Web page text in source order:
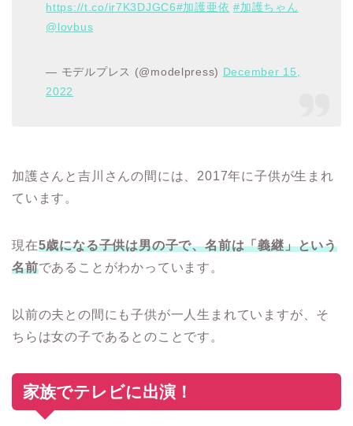
https://t.co/ir7K3DJGC6#加護亜依 #加護ちゃん
@lovbus
— モデルプレス (@modelpress) December 15,
2022
加護さんと吉川さんの間には、2017年に子供が生まれ
ています。
現在5歳になる子供は男の子で、名前は「義継」という
名前であることがわかっています。
以前の夫との間にも子供が一人生まれていますが、そ
ちらは女の子であるとのことです。
家族でテレビに出演！